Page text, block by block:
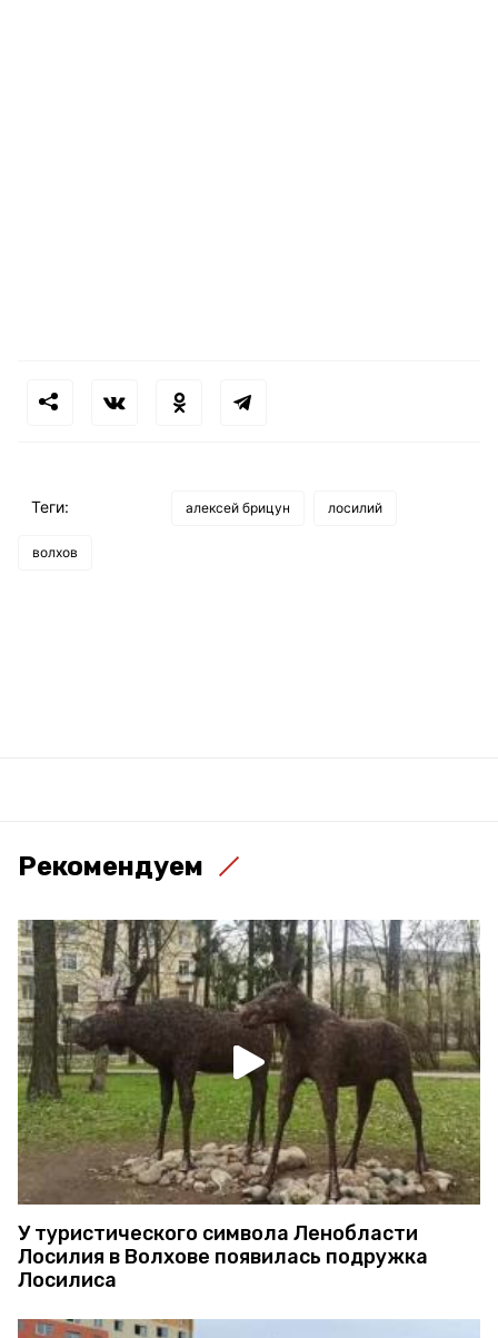
Теги: алексей брицун лосилий
волхов
Рекомендуем
У туристического символа Ленобласти
Лосилия в Волхове появилась подружка
Лосилиса